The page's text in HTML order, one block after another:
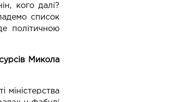
кого далі?
список
політичною
Микола